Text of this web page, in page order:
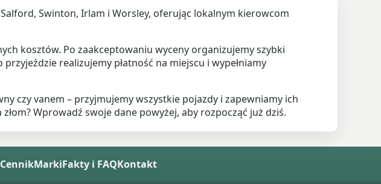
Swinton, Irlam i Worsley, oferując lokalnym kierowcom
kosztów. Po zaakceptowaniu wyceny organizujemy szybki
realizujemy płatność na miejscu i wypełniamy
czy vanem – przyjmujemy wszystkie pojazdy i zapewniamy ich
Wprowadź swoje dane powyżej, aby rozpocząć już dziś.
CennikMarkiFakty i FAQKontakt